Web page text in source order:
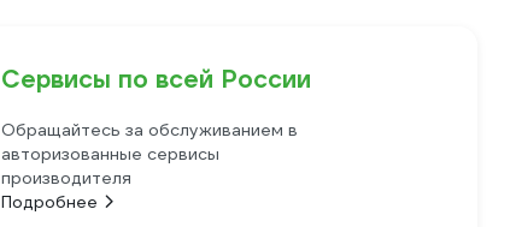
Сервисы по всей России
Обращайтесь за обслуживанием в
авторизованные сервисы
производителя
Подробнее